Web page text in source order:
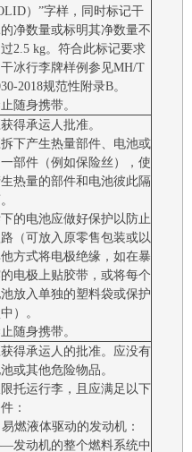
）”字样，同时标记干
净数量或标明其净数量不
2.5 kg。符合此标记要求
冰行李牌样例参见MH/T
2018规范性附录B。
随身携带。
得承运人批准。
下产生热量部件、电池或
一部件（例如保险丝），使
热量的部件和电池彼此隔
的电池应做好保护以防止
（可放入原零售包装或以
方式将电极绝缘，如在暴
电极上贴胶带，或将每个
放入单独的塑料袋或保护
）。
随身携带。
得承运人的批准。应没有
或其他危险物品。
托运行李，且应满足以下
：
易燃液体驱动的发动机：
发动机的整个燃料系统中